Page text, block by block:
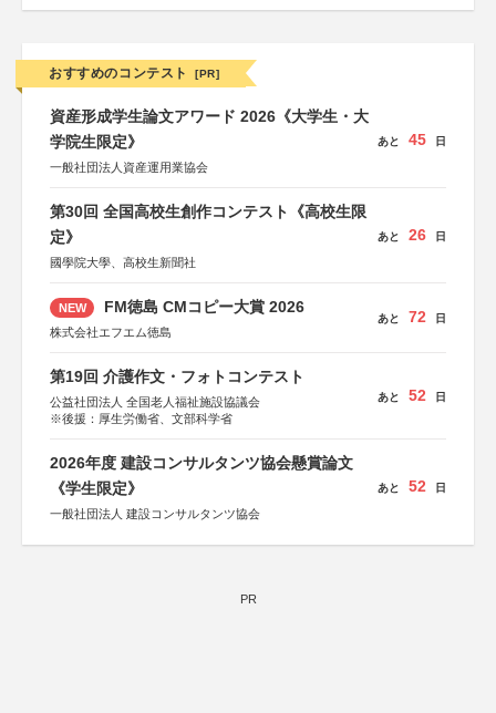
おすすめのコンテスト [PR]
資産形成学生論文アワード 2026《大学生・大
学院生限定》
一般社団法人資産運用業協会
あと 45 日
第30回 全国高校生創作コンテスト《高校生限
定》
國學院大學、高校生新聞社
あと 26 日
NEW FM徳島 CMコピー大賞 2026
株式会社エフエム徳島
あと 72 日
第19回 介護作文・フォトコンテスト
公益社団法人 全国老人福祉施設協議会
※後援：厚生労働省、文部科学省
あと 52 日
2026年度 建設コンサルタンツ協会懸賞論文
《学生限定》
一般社団法人 建設コンサルタンツ協会
あと 52 日
PR